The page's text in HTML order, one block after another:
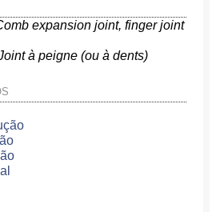
expansion joint, finger joint
à peigne (ou à dents)